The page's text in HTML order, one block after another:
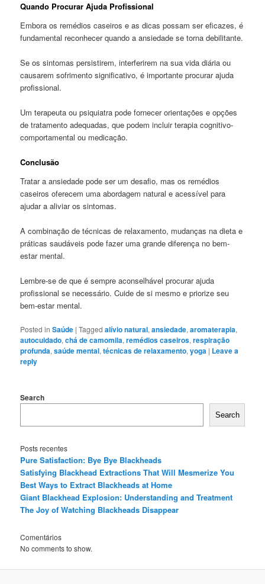
Quando Procurar Ajuda Profissional
Embora os remédios caseiros e as dicas possam ser eficazes, é
fundamental reconhecer quando a ansiedade se torna debilitante.
Se os sintomas persistirem, interferirem na sua vida diária ou
causarem sofrimento significativo, é importante procurar ajuda
profissional.
Um terapeuta ou psiquiatra pode fornecer orientações e opções
de tratamento adequadas, que podem incluir terapia cognitivo-
comportamental ou medicação.
Conclusão
Tratar a ansiedade pode ser um desafio, mas os remédios
caseiros oferecem uma abordagem natural e acessível para
ajudar a aliviar os sintomas.
A combinação de técnicas de relaxamento, mudanças na dieta e
práticas saudáveis pode fazer uma grande diferença no bem-
estar mental.
Lembre-se de que é sempre aconselhável procurar ajuda
profissional se necessário. Cuide de si mesmo e priorize seu
bem-estar mental.
Posted in Saúde |Tagged alívio natural,ansiedade,aromaterapia,
autocuidado,chá de camomila,remédios caseiros,respiração
profunda,saúde mental,técnicas de relaxamento,yoga | Leave a
reply
Search
Search
Posts recentes
Pure Satisfaction: Bye Bye Blackheads
Satisfying Blackhead Extractions That Will Mesmerize You
Best Ways to Extract Blackheads at Home
Giant Blackhead Explosion: Understanding and Treatment
The Joy of Watching Blackheads Disappear
Comentários
No comments to show.